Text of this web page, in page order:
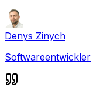
Denys Zinych
Softwareentwickler